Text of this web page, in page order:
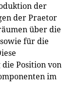
der
der Praetor
über die
für die
Position von
im